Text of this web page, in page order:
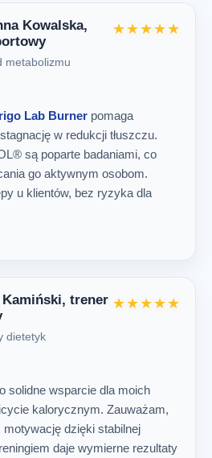
Kowalska,
metabolizmu
★★★★★
Lab Burner pomaga
w redukcji tłuszczu.
są poparte badaniami, co
go aktywnym osobom.
u klientów, bez ryzyka dla
Kamiński, trener
dietetyk
★★★★★
solidne wsparcie dla moich
kalorycznym. Zauważam,
motywację dzięki stabilnej
daje wymierne rezultaty